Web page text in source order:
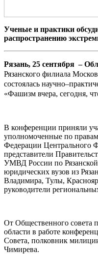
Ученые и практики
распространению
Рязань, 25 сентября –
Рязанского филиала
состоялась
«Фашизм вчера, сегодня,
В конференции приняли
уполномоченные по правам
Федерации Центрального
представители
УМВД России по Рязанской
юридических вузов из
Владимира, Тулы,
руководители
От Общественного совета
области в работе
Совета, полковник
Чимирева.